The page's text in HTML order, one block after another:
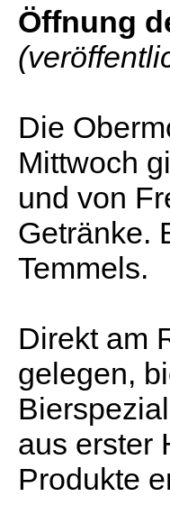
Öffnung
Die
Mittwoch
und von
Getränke.
Temmels.
Direkt am
gelegen,
aus erster
Produkte